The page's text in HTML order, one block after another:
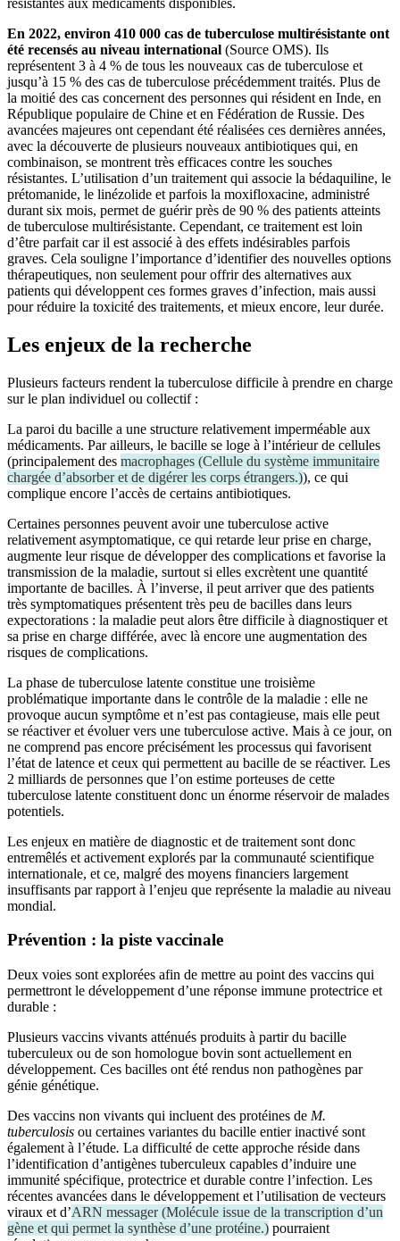
En 2022, environ 410 000 cas de tuberculose multirésistante ont
été recensés au niveau international (Source OMS). Ils
représentent 3 à 4 % de tous les nouveaux cas de tuberculose et
jusqu’à 15 % des cas de tuberculose précédemment traités. Plus de
la moitié des cas concernent des personnes qui résident en Inde, en
République populaire de Chine et en Fédération de Russie. Des
avancées majeures ont cependant été réalisées ces dernières années,
avec la découverte de plusieurs nouveaux antibiotiques qui, en
combinaison, se montrent très efficaces contre les souches
résistantes. L’utilisation d’un traitement qui associe la bédaquiline, le
prétomanide, le linézolide et parfois la moxifloxacine, administré
durant six mois, permet de guérir près de 90 % des patients atteints
de tuberculose multirésistante. Cependant, ce traitement est loin
d’être parfait car il est associé à des effets indésirables parfois
graves. Cela souligne l’importance d’identifier des nouvelles options
thérapeutiques, non seulement pour offrir des alternatives aux
patients qui développent ces formes graves d’infection, mais aussi
pour réduire la toxicité des traitements, et mieux encore, leur durée.
Les enjeux de la recherche
Plusieurs facteurs rendent la tuberculose difficile à prendre en charge
sur le plan individuel ou collectif :
La paroi du bacille a une structure relativement imperméable aux
médicaments. Par ailleurs, le bacille se loge à l’intérieur de cellules
(principalement des macrophages (Cellule du système immunitaire
chargée d’absorber et de digérer les corps étrangers.)), ce qui
complique encore l’accès de certains antibiotiques.
Certaines personnes peuvent avoir une tuberculose active
relativement asymptomatique, ce qui retarde leur prise en charge,
augmente leur risque de développer des complications et favorise la
transmission de la maladie, surtout si elles excrètent une quantité
importante de bacilles. À l’inverse, il peut arriver que des patients
très symptomatiques présentent très peu de bacilles dans leurs
expectorations : la maladie peut alors être difficile à diagnostiquer et
sa prise en charge différée, avec là encore une augmentation des
risques de complications.
La phase de tuberculose latente constitue une troisième
problématique importante dans le contrôle de la maladie : elle ne
provoque aucun symptôme et n’est pas contagieuse, mais elle peut
se réactiver et évoluer vers une tuberculose active. Mais à ce jour, on
ne comprend pas encore précisément les processus qui favorisent
l’état de latence et ceux qui permettent au bacille de se réactiver. Les
2 milliards de personnes que l’on estime porteuses de cette
tuberculose latente constituent donc un énorme réservoir de malades
potentiels.
Les enjeux en matière de diagnostic et de traitement sont donc
entremêlés et activement explorés par la communauté scientifique
internationale, et ce, malgré des moyens financiers largement
insuffisants par rapport à l’enjeu que représente la maladie au niveau
mondial.
Prévention : la piste vaccinale
Deux voies sont explorées afin de mettre au point des vaccins qui
permettront le développement d’une réponse immune protectrice et
durable :
Plusieurs vaccins vivants atténués produits à partir du bacille
tuberculeux ou de son homologue bovin sont actuellement en
développement. Ces bacilles ont été rendus non pathogènes par
génie génétique.
Des vaccins non vivants qui incluent des protéines de M.
tuberculosis ou certaines variantes du bacille entier inactivé sont
également à l’étude. La difficulté de cette approche réside dans
l’identification d’antigènes tuberculeux capables d’induire une
immunité spécifique, protectrice et durable contre l’infection. Les
récentes avancées dans le développement et l’utilisation de vecteurs
viraux et d’ARN messager (Molécule issue de la transcription d’un
gène et qui permet la synthèse d’une protéine.) pourraient